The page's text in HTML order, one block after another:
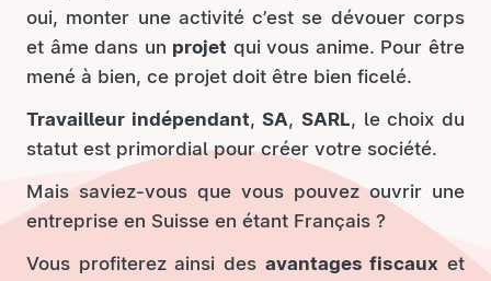
oui, monter une activité c’est se dévouer corps
et âme dans un projet qui vous anime. Pour être
mené à bien, ce projet doit être bien ficelé.
Travailleur indépendant,SA,SARL, le choix du
statut est primordial pour créer votre société.
Mais saviez-vous que vous pouvez ouvrir une
entreprise en Suisse en étant Français ?
Vous profiterez ainsi des avantages fiscaux et